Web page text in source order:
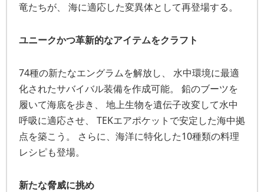
竜たちが、 海に適応した変異体として再登場する。
ユニークかつ革新的なアイテムをクラフト
74種の新たなエングラムを解放し、 水中環境に最適
化されたサバイバル装備を作成可能。 鉛のブーツを
履いて海底を歩き、 地上生物を遺伝子改変して水中
呼吸に適応させ、 TEKエアポケットで安定した海中拠
点を築こう。 さらに、海洋に特化した10種類の料理
レシピも登場。
新たな脅威に挑め